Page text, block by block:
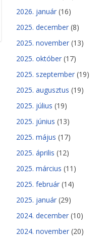
2026. január (16)
2025. december (8)
2025. november (13)
2025. október (17)
2025. szeptember (19)
2025. augusztus (19)
2025. július (19)
2025. június (13)
2025. május (17)
2025. április (12)
2025. március (11)
2025. február (14)
2025. január (29)
2024. december (10)
2024. november (20)